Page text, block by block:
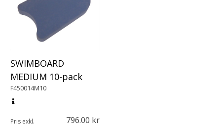
SWIMBOARD
MEDIUM 10-pack
F450014M10
Pris exkl. 796.00